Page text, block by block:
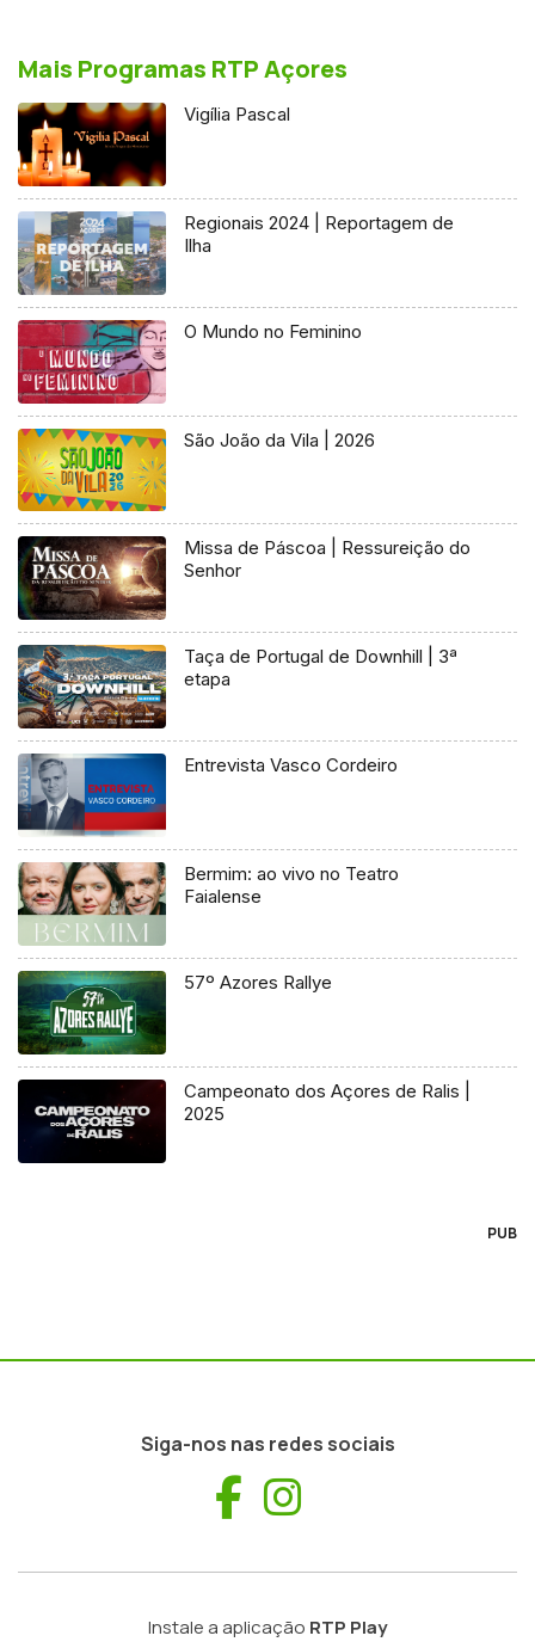
Mais Programas RTP Açores
Vigília Pascal
Regionais 2024 | Reportagem de
Ilha
O Mundo no Feminino
São João da Vila | 2026
Missa de Páscoa | Ressureição do
Senhor
Taça de Portugal de Downhill | 3ª
etapa
Entrevista Vasco Cordeiro
Bermim: ao vivo no Teatro
Faialense
57º Azores Rallye
Campeonato dos Açores de Ralis |
2025
PUB
Siga-nos nas redes sociais
Facebook
Instale a aplicação RTP Play